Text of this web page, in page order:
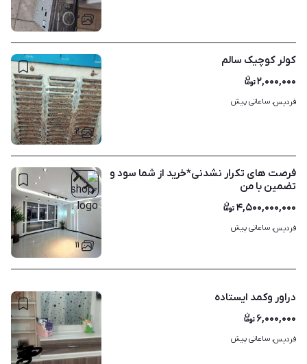
۳
۲
کولر کوچیک سالم
۲,۰۰۰,۰۰۰
فردیس، ساعاتی پیش
۱۱
فرصت های تکرار نشدنی*خرید از شما سود و
تضمین با من
۴,۵۰۰,۰۰۰,۰۰۰
فردیس، ساعاتی پیش
دراور وکمد ایستاده
۶,۰۰۰,۰۰۰
فردیس، ساعاتی پیش